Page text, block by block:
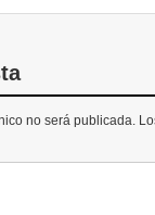
no será publicada.